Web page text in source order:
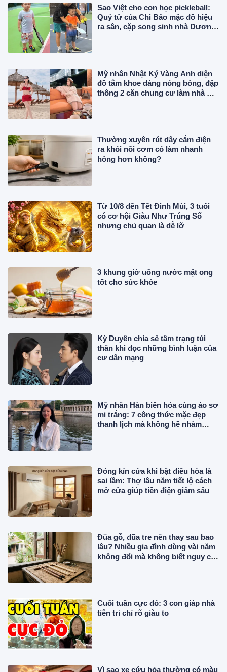
Sao Việt cho con học pickleball:
Quý tử của Chi Bảo mặc đồ hiệu
ra sân, cặp song sinh nhà Dương
Mỹ nhân Nhật Ký Vàng Anh diện
đồ tắm khoe dáng nóng bỏng, đập
thông 2 căn chung cư làm nhà ở,
Thường xuyên rút dây cắm điện
ra khỏi nồi cơm có làm nhanh
hỏng hơn không?
Từ 10/8 đến Tết Đinh Mùi, 3 tuổi
có cơ hội Giàu Như Trúng Số
nhưng chủ quan là dễ lỡ
3 khung giờ uống nước mật ong
tốt cho sức khỏe
Kỳ Duyên chia sẻ tâm trạng tủi
thân khi đọc những bình luận của
cư dân mạng
Mỹ nhân Hàn biến hóa cùng áo sơ
mi trắng: 7 công thức mặc đẹp
thanh lịch mà không hề nhàm
Đóng kín cửa khi bật điều hòa là
sai lầm: Thợ lâu năm tiết lộ cách
mở cửa giúp tiền điện giảm sâu
Đũa gỗ, đũa tre nên thay sau bao
lâu? Nhiều gia đình dùng vài năm
không đổi mà không biết nguy cơ
Cuối tuần cực đỏ: 3 con giáp nhà
tiên tri chỉ rõ giàu to
Vì sao xe cứu hỏa thường có màu